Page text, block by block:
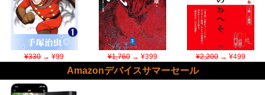
¥330→ ¥99 ¥1,760→ ¥399 ¥2,200→ ¥499
Amazonデバイスサマーセール